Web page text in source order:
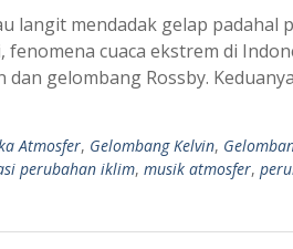
langit mendadak gelap padahal
cuaca ekstrem di
gelombang Rossby. Keduanya
Atmosfer, Gelombang Kelvin,
perubahan iklim, musik atmosfer,